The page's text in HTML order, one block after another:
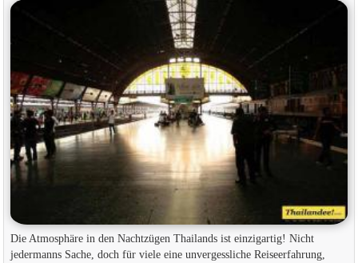
Die Atmosphäre in den Nachtzügen Thailands ist einzigartig! Nicht
jedermanns Sache, doch für viele eine unvergessliche Reiseerfahrung,